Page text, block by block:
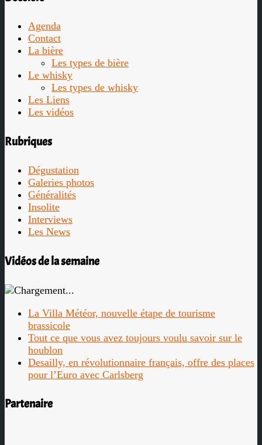
Agenda
Contact
La bière
Les types de bière
Le whisky
Les types de whisky
Les Liens
Les vidéos
Rubriques
Dégustation
Galeries photos
Généralités
Insolite
Interviews
Les News
Vidéos de la semaine
La Villa Météor, nouvelle étape de tourisme
brassicole
Tout ce que vous avez toujours voulu savoir sur le
houblon
Desailly, en révolutionnaire français, offre des places
pour l’Euro avec Carlsberg
Partenaire